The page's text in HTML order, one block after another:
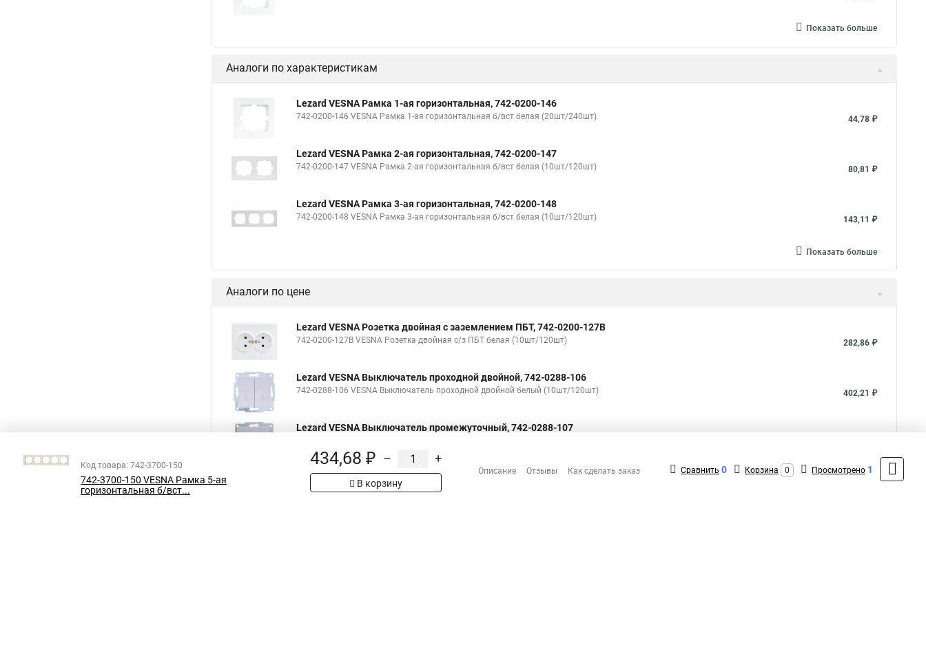
Показать больше
Аналоги по характеристикам
Lezard VESNA Рамка 1-ая горизонтальная, 742-0200-146
742-0200-146 VESNA Рамка 1-ая горизонтальная б/вст белая (20шт/240шт) 44,78 ₽
Lezard VESNA Рамка 2-ая горизонтальная, 742-0200-147
742-0200-147 VESNA Рамка 2-ая горизонтальная б/вст белая (10шт/120шт) 80,81 ₽
Lezard VESNA Рамка 3-ая горизонтальная, 742-0200-148
742-0200-148 VESNA Рамка 3-ая горизонтальная б/вст белая (10шт/120шт) 143,11 ₽
Показать больше
Аналоги по цене
Lezard VESNA Розетка двойная с заземлением ПБТ, 742-0200-127B
742-0200-127В VESNA Розетка двойная с/з ПБТ белая (10шт/120шт) 282,86 ₽
Lezard VESNA Выключатель проходной двойной, 742-0288-106
742-0288-106 VESNA Выключатель проходной двойной белый (10шт/120шт) 402,21 ₽
Lezard VESNA Выключатель промежуточный, 742-0288-107
Показать больше
Код товара: 742-3700-150
742-3700-150 VESNA Рамка 5-ая
горизонтальная б/вст...
434,68 ₽ – +
В корзину
Описание Отзывы Как сделать заказ Сравнить 0 Корзина 0 Просмотрено 1